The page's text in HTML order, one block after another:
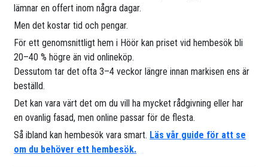
lämnar en offert inom några dagar.
Men det kostar tid och pengar.
För ett genomsnittligt hem i Höör kan priset vid hembesök bli
20–40 % högre än vid onlineköp.
Dessutom tar det ofta 3–4 veckor längre innan markisen ens är
beställd.
Det kan vara värt det om du vill ha mycket rådgivning eller har
en ovanlig fasad, men online passar för de flesta.
Så ibland kan hembesök vara smart. Läs vår guide för att se
om du behöver ett hembesök.